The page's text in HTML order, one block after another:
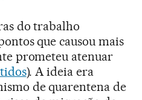
do trabalho
que causou mais
prometeu atenuar
). A ideia era
de quarentena de